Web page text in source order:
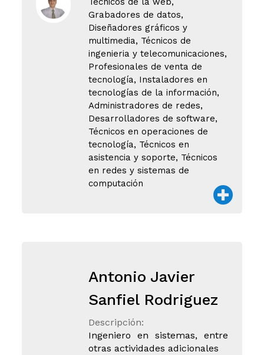
Grabadores de datos,
Diseñadores gráficos y
multimedia, Técnicos de
ingenieria y telecomunicaciones,
Profesionales de venta de
tecnología, Instaladores en
tecnologías de la información,
Administradores de redes,
Desarrolladores de software,
Técnicos en operaciones de
tecnología, Técnicos en
asistencia y soporte, Técnicos
en redes y sistemas de
computación
Antonio Javier
Sanfiel Rodriguez
Descripción:
Ingeniero en sistemas, entre
otras actividades adicionales